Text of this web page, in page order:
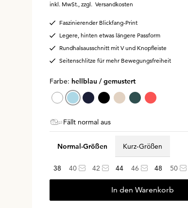
inkl. MwSt., zzgl. Versandkosten
Faszinierender Blickfang-Print
Legere, hinten etwas längere Passform
Rundhalsausschnitt mit V und Knopfleiste
Seitenschlitze für mehr Bewegungsfreiheit
Farbe: hellblau / gemustert
Fällt normal aus
Normal-Größen Kurz-Größen
38 40 42 44 46 48 50
In den Warenkorb